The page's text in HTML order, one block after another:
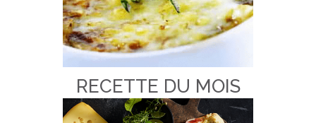
RECETTE DU MOIS